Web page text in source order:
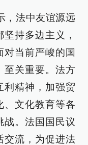
，法中友谊源远
持多边主义，
对当前严峻的国
至关重要。法方
利精神，加强贸
、文化教育等各
战。法国国民议
交流，为促进法